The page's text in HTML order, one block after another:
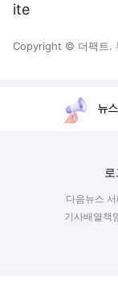
ite
Copyright © 더팩트.
뉴
다음뉴스
기사배열책